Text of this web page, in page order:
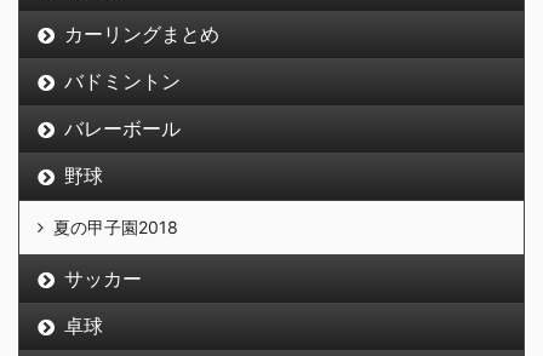
カーリングまとめ
バドミントン
バレーボール
野球
夏の甲子園2018
サッカー
卓球